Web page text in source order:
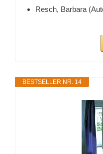
Resch, Barbara
BESTSELLER NR. 14